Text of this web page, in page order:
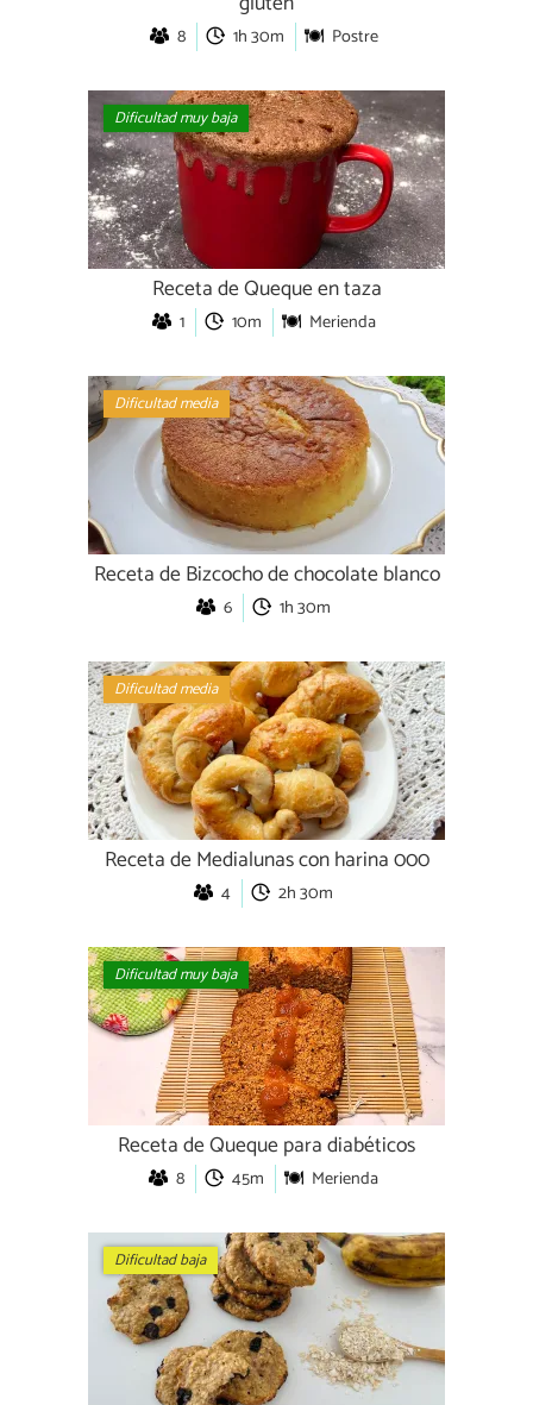
8 1h 30m Postre
Dificultad muy baja
Receta de Queque en taza
1 10m Merienda
Dificultad media
Receta de Bizcocho de chocolate blanco
6 1h 30m
Dificultad media
Receta de Medialunas con harina 000
4 2h 30m
Dificultad muy baja
Receta de Queque para diabéticos
8 45m Merienda
Dificultad baja